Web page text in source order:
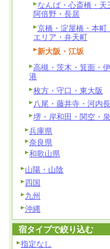
なんば・心斎橋・天
阿倍野・長居
京橋・淀屋橋・本町
エリア・弁天町
新大阪・江坂
高槻・茨木・箕面・
港
枚方・守口・東大阪
八尾・藤井寺・河内
堺・岸和田・関空・
兵庫県
奈良県
和歌山県
山陽・山陰
四国
九州
沖縄
宿タイプで絞り込む
指定なし